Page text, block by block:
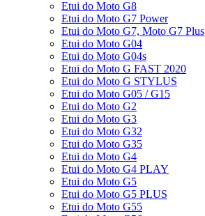
Etui do Moto G8
Etui do Moto G7 Power
Etui do Moto G7, Moto G7 Plus
Etui do Moto G04
Etui do Moto G04s
Etui do Moto G FAST 2020
Etui do Moto G STYLUS
Etui do Moto G05 / G15
Etui do Moto G2
Etui do Moto G3
Etui do Moto G32
Etui do Moto G35
Etui do Moto G4
Etui do Moto G4 PLAY
Etui do Moto G5
Etui do Moto G5 PLUS
Etui do Moto G55